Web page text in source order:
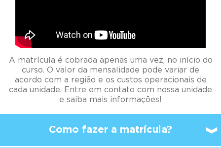
A matrícula é cobrada apenas uma vez, no início do
curso. O valor da mensalidade pode variar de
acordo com a região e os custos operacionais de
cada unidade. Entre em contato com nossa unidade
e saiba mais informações!
Como fazer a matrícula?